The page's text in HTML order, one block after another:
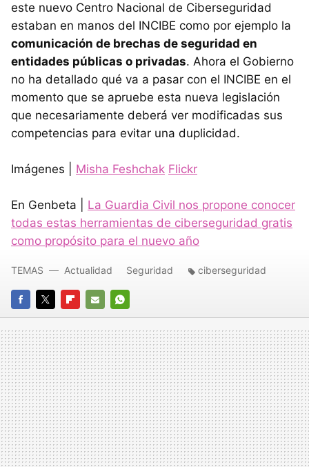
este nuevo Centro Nacional de Ciberseguridad
estaban en manos del INCIBE como por ejemplo la
comunicación de brechas de seguridad en
entidades públicas o privadas. Ahora el Gobierno
no ha detallado qué va a pasar con el INCIBE en el
momento que se apruebe esta nueva legislación
que necesariamente deberá ver modificadas sus
competencias para evitar una duplicidad.
Imágenes | Misha Feshchak Flickr
En Genbeta | La Guardia Civil nos propone conocer
todas estas herramientas de ciberseguridad gratis
como propósito para el nuevo año
FACEBOOK
TWITTERFLIPBOARD
E-
MAIL
WHATSAPP
TEMAS Actualidad Seguridad ciberseguridad